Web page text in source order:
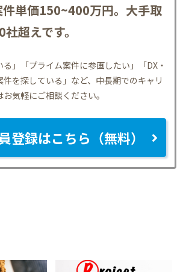
単価150~400万円。大手取
超えです。
る」「プライム案件に参画したい」「DX・
を探している」など、中長期でのキャリ
気軽にご相談ください。
登録はこちら（無料）